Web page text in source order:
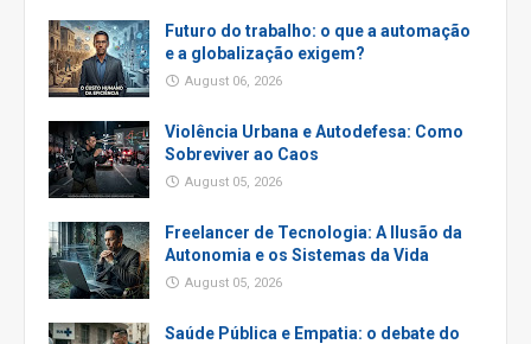
Futuro do trabalho: o que a automação
e a globalização exigem?
August 06, 2026
Violência Urbana e Autodefesa: Como
Sobreviver ao Caos
August 05, 2026
Freelancer de Tecnologia: A Ilusão da
Autonomia e os Sistemas da Vida
August 05, 2026
Saúde Pública e Empatia: o debate do